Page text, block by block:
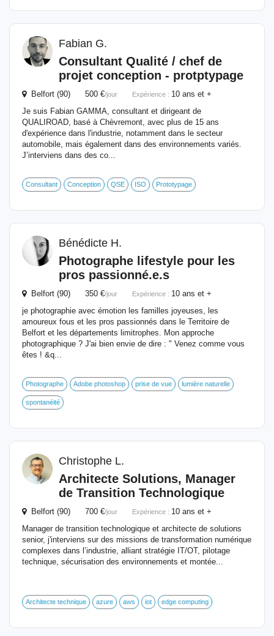
Fabian G.
Consultant Qualité / chef de
projet conception - protptypage
Belfort (90) 500 €/jour Expérience : 10 ans et +
Je suis Fabian GAMMA, consultant et dirigeant de
QUALIROAD, basé à Chèvremont, avec plus de 15 ans
d'expérience dans l'industrie, notamment dans le secteur
automobile, mais également dans des environnements variés.
J’interviens dans des co...
Consultant Conception QSE ISO Prototypage
Bénédicte H.
Photographe lifestyle pour les
pros passionné.e.s
Belfort (90) 350 €/jour Expérience : 10 ans et +
je photographie avec émotion les familles joyeuses, les
amoureux fous et les pros passionnés dans le Territoire de
Belfort et les départements limitrophes. Mon approche
photographique ? J'ai bien envie de dire : " Venez comme vous
êtes ! &q...
Photographe Adobe photoshop prise de vue lumière naturelle
spontanéité
Christophe L.
Architecte Solutions, Manager
de Transition Technologique
Belfort (90) 700 €/jour Expérience : 10 ans et +
Manager de transition technologique et architecte de solutions
senior, j'interviens sur des missions de transformation numérique
complexes dans l’industrie, alliant stratégie IT/OT, pilotage
technique, sécurisation des environnements et montée...
Architecte technique azure aws iot edge computing